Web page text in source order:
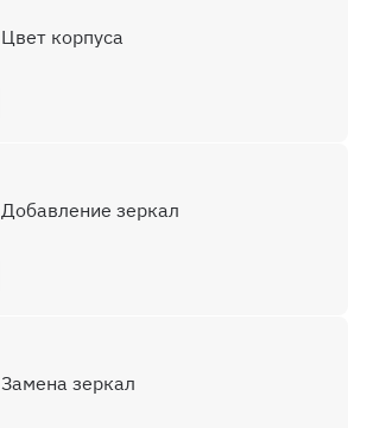
Цвет корпуса
Добавление зеркал
Замена зеркал